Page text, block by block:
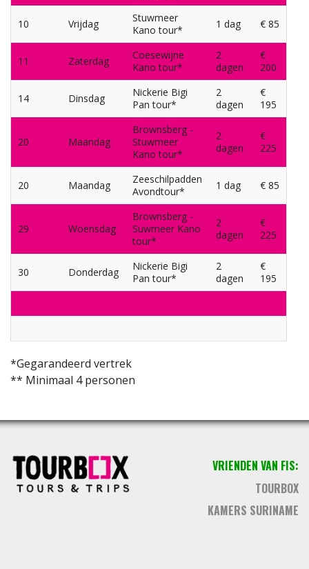
10 Vrijdag
Stuwmeer
Kano tour*
1 dag € 85
11 Zaterdag
Coesewijne
Kano tour*
2
dagen
€
200
14 Dinsdag
Nickerie Bigi
Pan tour*
2
dagen
€
195
20 Maandag
Brownsberg -
Stuwmeer
Kano tour*
2
dagen
€
225
20 Maandag
Zeeschilpadden
Avondtour*
1 dag € 85
29 Woensdag
Brownsberg -
Suwmeer Kano
tour*
2
dagen
€
225
30 Donderdag
Nickerie Bigi
Pan tour*
2
dagen
€
195
*Gegarandeerd vertrek
** Minimaal 4 personen
VRIENDEN VAN FIS:
TOURBOX
KAMERS SURINAME